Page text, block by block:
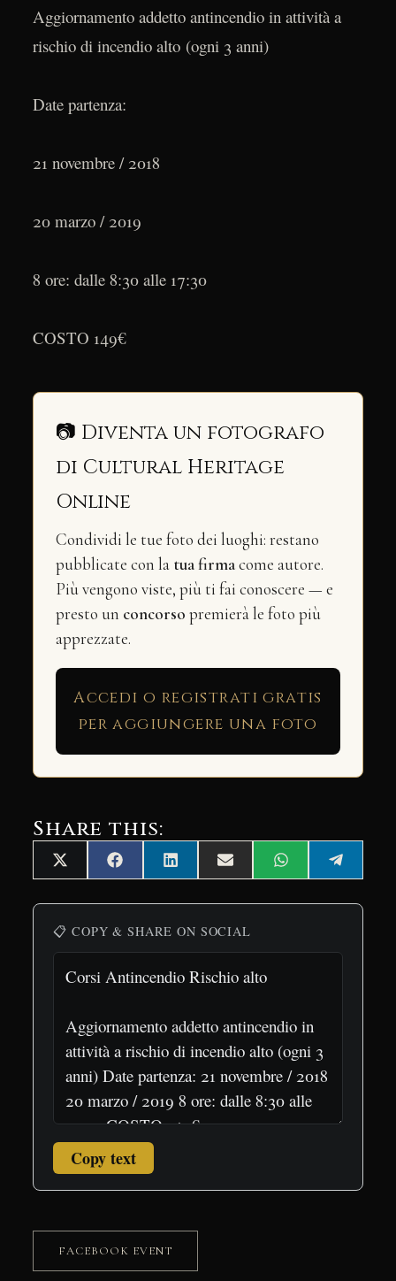
Aggiornamento addetto antincendio in attività a
rischio di incendio alto (ogni 3 anni)
Date partenza:
21 novembre / 2018
20 marzo / 2019
8 ore: dalle 8:30 alle 17:30
COSTO 149€
📷 Diventa un fotografo
di Cultural Heritage
Online
Condividi le tue foto dei luoghi: restano
pubblicate con la tua firmacome autore.
Più vengono viste, più ti fai conoscere — e
presto un concorso premierà le foto più
apprezzate.
Accedi o registrati gratis
per aggiungere una foto
Share this:
Share
on
X
(Twitter)
Share
on
FacebookShare
on
LinkedInShare
on
Email Share
on
WhatsAppShare
on
📋 COPY & SHARE ON SOCIAL
Copy text
FACEBOOK EVENT